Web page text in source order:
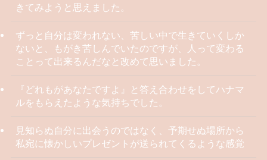
きてみようと思えました。
ずっと自分は変われない、苦しい中で生きていくしか
ないと、もがき苦しんでいたのですが、人って変わる
ことって出来るんだなと改めて思いました。
『どれもがあなたですよ』と答え合わせをしてハナマ
ルをもらえたような気持ちでした。
見知らぬ自分に出会うのではなく、予期せぬ場所から
私宛に懐かしいプレゼントが送られてくるような感覚